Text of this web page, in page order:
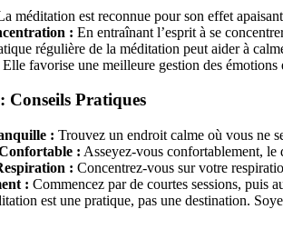
méditation est reconnue pour son effet
: En entraînant l’esprit à se
régulière de la méditation peut aider à
Elle favorise une meilleure gestion des
Conseils Pratiques
: Trouvez un endroit calme où vous ne
: Asseyez-vous confortablement, le
: Concentrez-vous sur votre
: Commencez par de courtes sessions, puis
est une pratique, pas une destination.